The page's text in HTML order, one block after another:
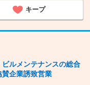
キープ
ビルメンテナンスの総合
企業誘致営業